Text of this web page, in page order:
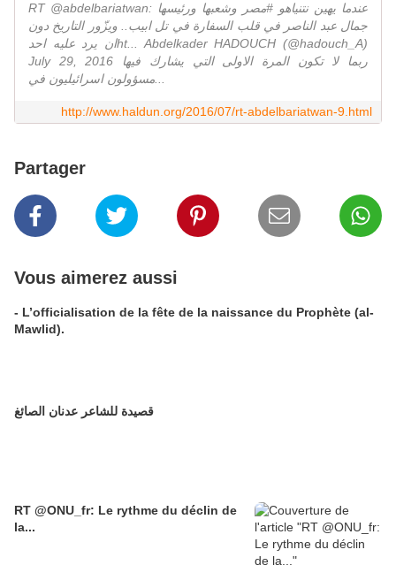
RT @abdelbariatwan: عندما يهين نتنياهو #مصر وشعبها ورئيسها
جمال عبد الناصر في قلب السفارة في تل ابيب.. ويزّور التاريخ دون
ان يرد عليه احدht... Abdelkader HADOUCH (@hadouch_A)
July 29, 2016 ربما لا تكون المرة الاولى التي يشارك فيها
http://www.haldun.org/2016/07/rt-abdelbariatwan-9.html
Partager
Vous aimerez aussi
- L’officialisation de la fête de la naissance du Prophète (al-
Mawlid).
قصيدة للشاعر عدنان الصائغ
RT @ONU_fr: Le rythme du déclin de
la...